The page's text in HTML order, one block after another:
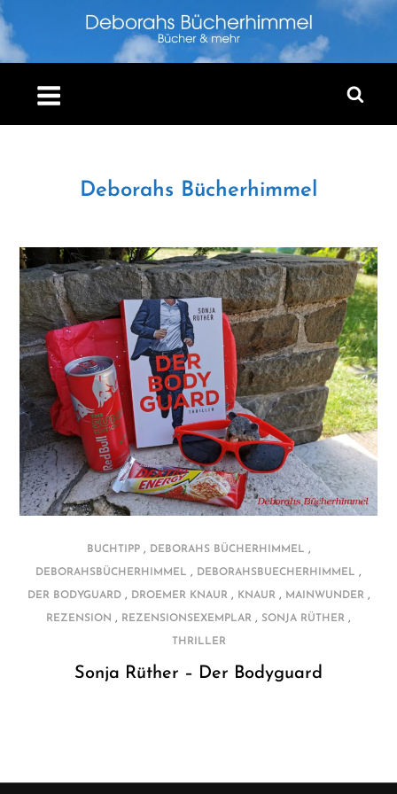
Skip
to
content
Deborahs Bücherhimmel
BUCHTIPP, DEBORAHS BÜCHERHIMMEL ,
DEBORAHSBÜCHERHIMMEL , DEBORAHSBUECHERHIMMEL ,
DER BODYGUARD, DROEMER KNAUR, KNAUR, MAINWUNDER,
REZENSION , REZENSIONSEXEMPLAR , SONJA RÜTHER ,
THRILLER
Sonja Rüther – Der Bodyguard